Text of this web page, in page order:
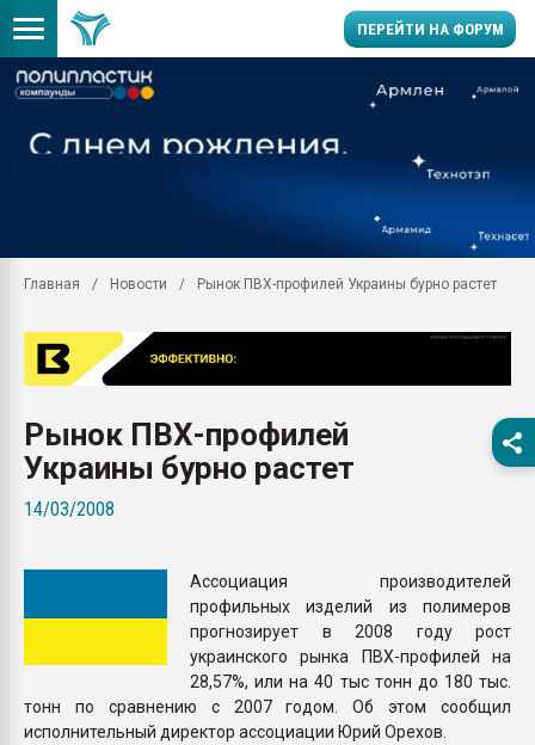
ПЕРЕЙТИ НА ФОРУМ
заводу пластмасс"
Помощь в подборе
Вакуум-формовочные
первый план в
бутылок
ПЕРЕЙТИ НА
Главная Новости Рынок ПВХ-профилей Украины бурно растет
Рынок ПВХ-профилей
Украины бурно растет
14/03/2008
Ассоциация производителей
профильных изделий из полимеров
прогнозирует в 2008 году рост
украинского рынка ПВХ-профилей на
28,57%, или на 40 тыс тонн до 180 тыс.
тонн по сравнению с 2007 годом. Об этом сообщил
исполнительный директор ассоциации Юрий Орехов.